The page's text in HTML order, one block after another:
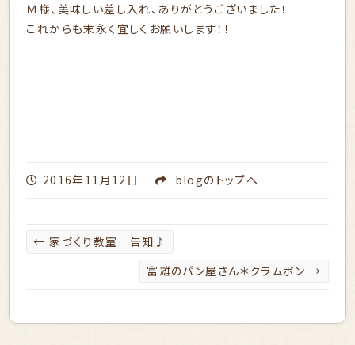
Ｍ様、美味しい差し入れ、ありがとうございました！
これからも末永く宜しくお願いします！！
2016年11月12日 blogのトップへ
← 家づくり教室 告知♪
富雄のパン屋さん＊クラムボン→